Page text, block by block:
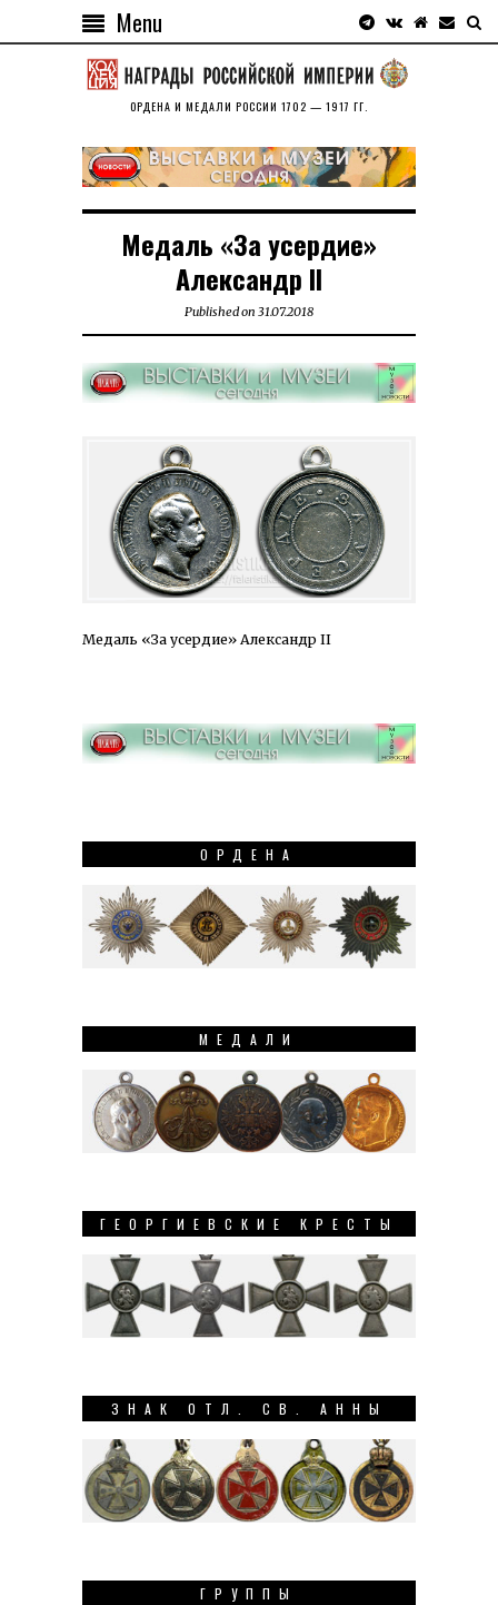
Menu
ОРДЕНА И МЕДАЛИ РОССИИ 1702 — 1917 ГГ.
Медаль «За усердие»
Александр II
Published on 31.07.2018
Медаль «За усердие» Александр II
ОРДЕНА
МЕДАЛИ
ГЕОРГИЕВСКИЕ КРЕСТЫ
ЗНАК ОТЛ. СВ. АННЫ
ГРУППЫ